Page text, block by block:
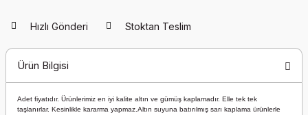
Hızlı Gönderi Stoktan Teslim
Ürün Bilgisi
Adet fiyatıdır. Ürünlerimiz en iyi kalite altın ve gümüş kaplamadır. Elle tek tek
taşlanırlar. Kesinlikle kararma yapmaz.Altın suyuna batırılmış sarı kaplama ürünlerle